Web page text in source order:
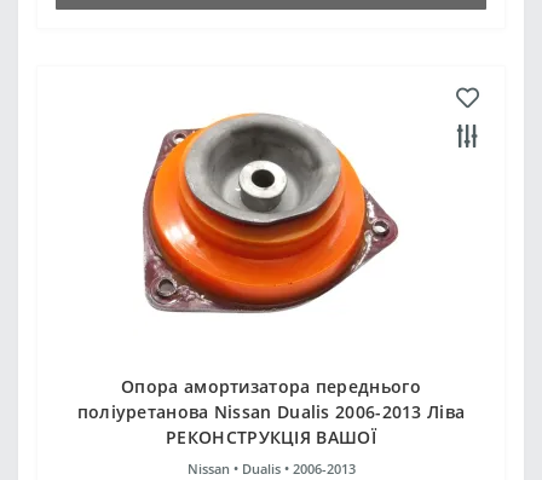
Опора амортизатора переднього
поліуретанова Nissan Dualis 2006-2013 Ліва
РЕКОНСТРУКЦІЯ ВАШОЇ
Nissan • Dualis • 2006-2013